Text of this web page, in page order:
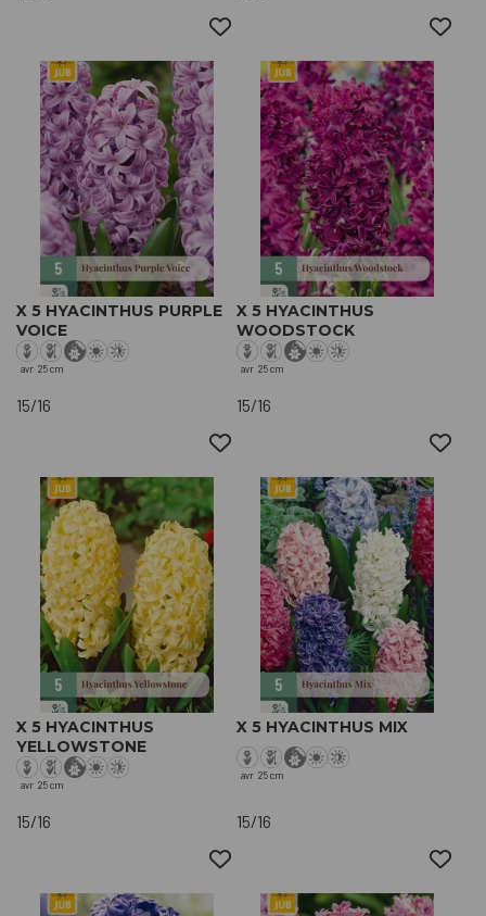
X 5 HYACINTHUS PURPLE
VOICE
avr 25 cm
15/16
X 5 HYACINTHUS
WOODSTOCK
avr 25 cm
15/16
X 5 HYACINTHUS
YELLOWSTONE
avr 25 cm
15/16
X 5 HYACINTHUS MIX
avr 25 cm
15/16